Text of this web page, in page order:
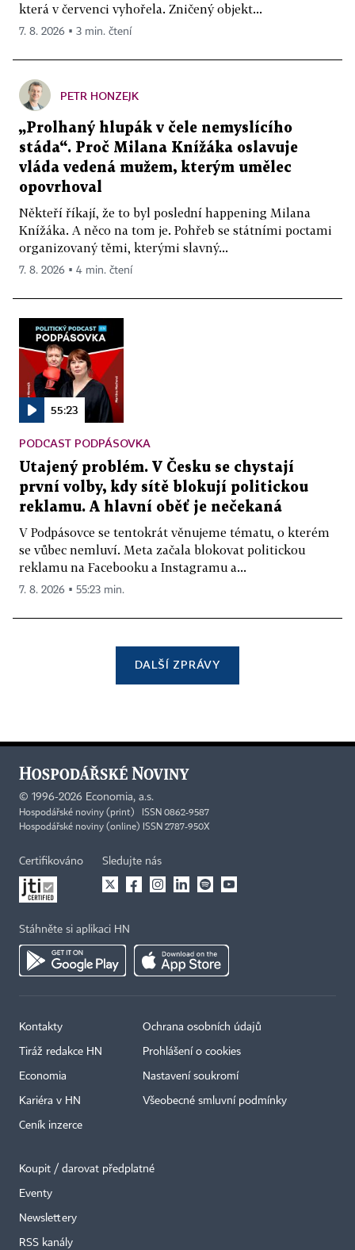
která v červenci vyhořela. Zničený objekt...
7. 8. 2026 ▪ 3 min. čtení
PETR HONZEJK
„Prolhaný hlupák v čele nemyslícího
stáda“. Proč Milana Knížáka oslavuje
vláda vedená mužem, kterým umělec
opovrhoval
Někteří říkají, že to byl poslední happening Milana
Knížáka. A něco na tom je. Pohřeb se státními poctami
organizovaný těmi, kterými slavný...
7. 8. 2026 ▪ 4 min. čtení
55:23
PODCAST PODPÁSOVKA
Utajený problém. V Česku se chystají
první volby, kdy sítě blokují politickou
reklamu. A hlavní oběť je nečekaná
V Podpásovce se tentokrát věnujeme tématu, o kterém
se vůbec nemluví. Meta začala blokovat politickou
reklamu na Facebooku a Instagramu a...
7. 8. 2026 ▪ 55:23 min.
DALŠÍ ZPRÁVY
© 1996-2026 Economia, a.s.
Hospodářské noviny (print) ISSN 0862-9587
Hospodářské noviny (online) ISSN 2787-950X
Certifikováno Sledujte nás
Stáhněte si aplikaci HN
Kontakty
Tiráž redakce HN
Economia
Kariéra v HN
Ceník inzerce
Ochrana osobních údajů
Prohlášení o cookies
Nastavení soukromí
Všeobecné smluvní podmínky
Koupit / darovat předplatné
Eventy
Newslettery
RSS kanály